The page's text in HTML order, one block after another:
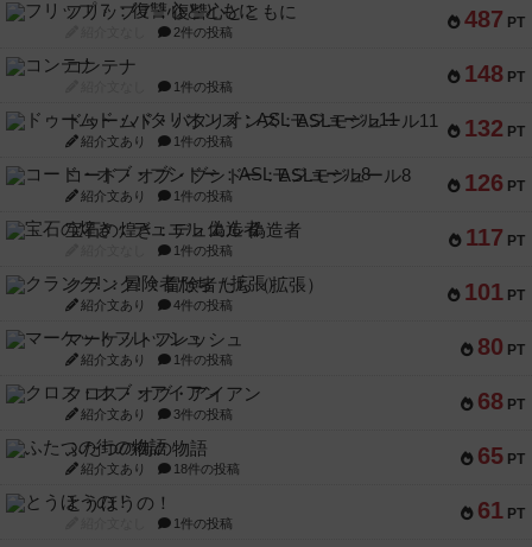
487 PT
フリップ７：復讐心とともに
2件の投稿
148 PT
コンテナ
1件の投稿
132 PT
ドゥームド・バタリオンズ：ASLモジュール11
紹介文あり 1件の投稿
126 PT
コード・オブ・ブシドー：ASLモジュール8
紹介文あり 1件の投稿
117 PT
宝石の煌き：デュエル 偽造者
1件の投稿
101 PT
クランク! ：冒険者たち（拡張）
紹介文あり 4件の投稿
80 PT
マーケットフレッシュ
紹介文あり 1件の投稿
68 PT
クロス・オブ・アイアン
紹介文あり 3件の投稿
65 PT
ふたつの街の物語
紹介文あり 18件の投稿
61 PT
とうほうの！
1件の投稿